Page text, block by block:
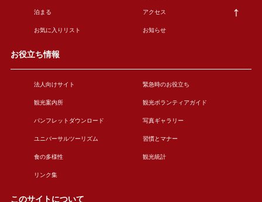
泊まる アクセス
お気に入りリスト お知らせ
お役立ち情報
法人向けサイト 緊急時のお役立ち
観光案内所 観光ボランティアガイド
パンフレットダウンロード 写真ギャラリー
ユニバーサルツーリズム 習慣とマナー
食の多様性 観光統計
リンク集
このサイトについて